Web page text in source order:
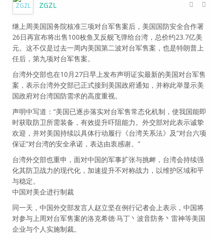
ZGZL
继上周美国国务院核准三项对台军售案后，美国国防安全合作署
26日再宣布将出售100枚鱼叉反舰飞弹给台湾，总价约23.7亿美
元。这不仅是过去一周内美国第二波对台军售案，也是特朗普上
任后，第九项对台军售案。
台湾外交部也在10月27日早上发布声明证实最新的美国对台军售
案，表示台湾外交部已正式接到美国政府通知，并称此举显示美
国政府对台湾国防需求的高度重视。
声明中写道：“美国已逐步落实对台军售常态化机制，使我国能即
时获取防卫所需装备，有效提升吓阻能力。外交部对此表示诚挚
欢迎，并对美国持续以具体行动履行《台湾关系法》及“对台六项
保证”对台湾的安全承诺，表达由衷感谢。”
台湾外交部也重申，面对中国的军事扩张与挑衅，台湾会持续强
化其防卫战力的现代化，加速提升不对称战力，以维护区域和平
与稳定。
中国对美企进行制裁
同一天，中国外交部发言人赵立坚在例行记者会上表示，中国将
对参与上周对台军售案的洛克希德·马丁丶波音防务丶雷神等美国
企业与个人实施制裁。